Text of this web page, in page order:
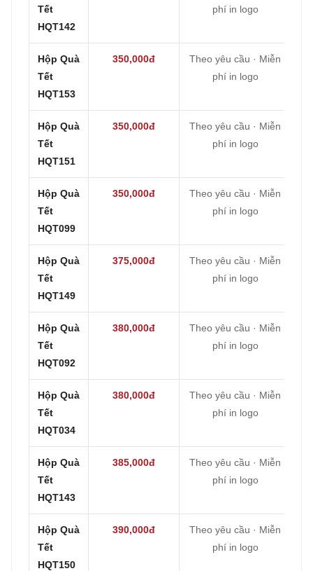
Tết
HQT142
phí in logo
Hộp Quà
Tết
HQT153
350,000đ
Theo yêu cầu · Miễn
phí in logo
Hộp Quà
Tết
HQT151
350,000đ
Theo yêu cầu · Miễn
phí in logo
Hộp Quà
Tết
HQT099
350,000đ
Theo yêu cầu · Miễn
phí in logo
Hộp Quà
Tết
HQT149
375,000đ
Theo yêu cầu · Miễn
phí in logo
Hộp Quà
Tết
HQT092
380,000đ
Theo yêu cầu · Miễn
phí in logo
Hộp Quà
Tết
HQT034
380,000đ
Theo yêu cầu · Miễn
phí in logo
Hộp Quà
Tết
HQT143
385,000đ
Theo yêu cầu · Miễn
phí in logo
Hộp Quà
Tết
HQT150
390,000đ
Theo yêu cầu · Miễn
phí in logo